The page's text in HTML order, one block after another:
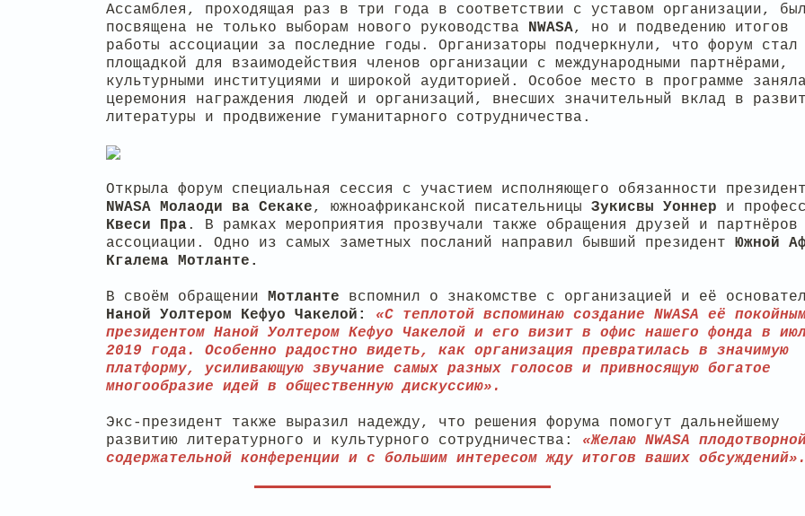
Ассамблея, проходящая раз в три года в соответствии с уставом организации,
посвящена не только выборам нового руководства NWASA, но и подведению итогов
работы ассоциации за последние годы. Организаторы подчеркнули, что форум стал
площадкой для взаимодействия членов организации с международными партнёрами,
культурными институциями и широкой аудиторией. Особое место в программе заняла
церемония награждения людей и организаций, внесших значительный вклад в
литературы и продвижение гуманитарного сотрудничества.
Открыла форум специальная сессия с участием исполняющего обязанности
NWASA Молаоди ва Секаке, южноафриканской писательницы Зукисвы Уоннер и
Квеси Пра. В рамках мероприятия прозвучали также обращения друзей и партнёров
ассоциации. Одно из самых заметных посланий направил бывший президент Южной
Кгалема Мотланте.
В своём обращении Мотланте вспомнил о знакомстве с организацией и её
Наной Уолтером Кефуо Чакелой:
«С теплотой вспоминаю создание NWASA её
президентом Наной Уолтером Кефуо Чакелой и его визит в офис нашего фонда в
2019 года. Особенно радостно видеть, как организация превратилась в значимую
платформу, усиливающую звучание самых разных голосов и привносящую богатое
многообразие идей в общественную дискуссию».
Экс-президент также выразил надежду, что решения форума помогут дальнейшему
развитию литературного и культурного сотрудничества:
«Желаю NWASA
содержательной конференции и с большим интересом жду итогов ваших обсуждений».